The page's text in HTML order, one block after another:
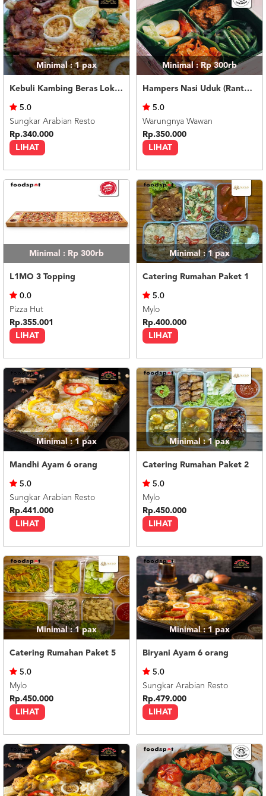
Minimal : 1pax
Kebuli Kambing Beras Lokal 6 orang
LIHAT
5.0
Sungkar Arabian Resto
Rp.340.000
Minimal : Rp 300rb
Hampers Nasi Uduk (Rantangan)
LIHAT
5.0
Warungnya Wawan
Rp.350.000
Minimal : Rp 300rb
L1MO 3 Topping
LIHAT
0.0
Pizza Hut
Rp.355.001
Minimal : 1pax
Catering Rumahan Paket 1
LIHAT
5.0
Mylo
Rp.400.000
Minimal : 1pax
Mandhi Ayam 6 orang
LIHAT
5.0
Sungkar Arabian Resto
Rp.441.000
Minimal : 1pax
Catering Rumahan Paket 2
LIHAT
5.0
Mylo
Rp.450.000
Minimal : 1pax
Catering Rumahan Paket 5
LIHAT
5.0
Mylo
Rp.450.000
Minimal : 1 pax
Biryani Ayam 6 orang
LIHAT
5.0
Sungkar Arabian Resto
Rp.479.000